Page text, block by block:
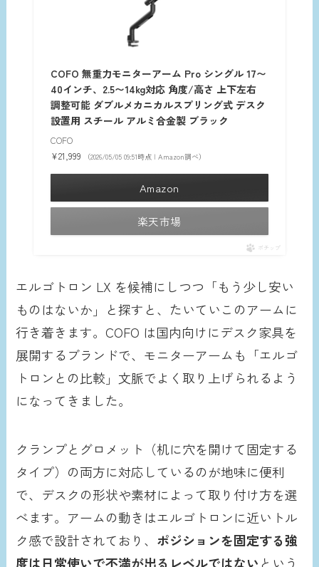
COFO 無重力モニターアーム Pro シングル 17〜
40インチ、2.5〜14kg対応 角度/高さ 上下左右
調整可能 ダブルメカニカルスプリング式 デスク
設置用 スチール アルミ合金製 ブラック
COFO
¥21,999
（2026/05/05 09:51時点 | Amazon調べ）
Amazon
楽天市場
ポチップ
エルゴトロン LX を候補にしつつ「もう少し安い
ものはないか」と探すと、たいていこのアームに
行き着きます。COFO は国内向けにデスク家具を
展開するブランドで、モニターアームも「エルゴ
トロンとの比較」文脈でよく取り上げられるよう
になってきました。
クランプとグロメット（机に穴を開けて固定する
タイプ）の両方に対応しているのが地味に便利
で、デスクの形状や素材によって取り付け方を選
べます。アームの動きはエルゴトロンに近いトル
ク感で設計されており、 ポジションを固定する強
度は日常使いで不満が出るレベルではない という